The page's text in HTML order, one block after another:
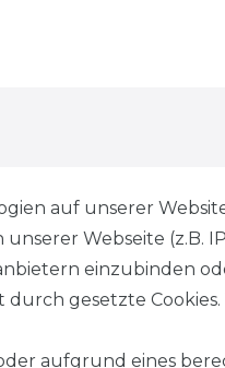
Versandkostenwenn
auf unserer
Webseite (z.B.
einzubinden
gesetzte
aufgrund eines